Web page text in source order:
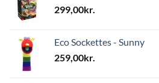
299,00kr.
Eco Sockettes - Sunny
259,00kr.